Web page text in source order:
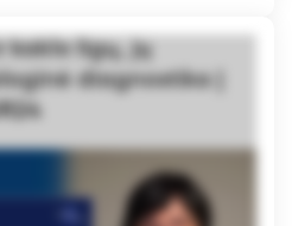
kaklo ligų, jų
diagnostika |